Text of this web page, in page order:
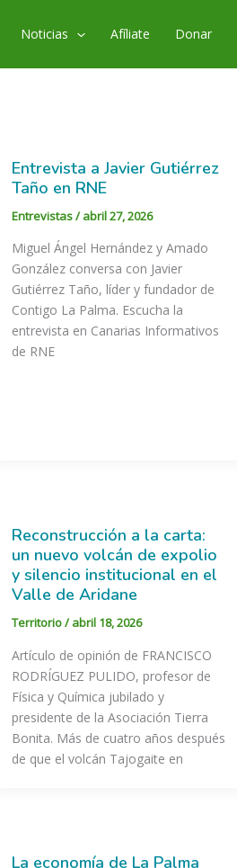
Noticias Afíliate Donar
Entrevista a Javier Gutiérrez
Taño en RNE
Entrevistas/ abril 27, 2026
Miguel Ángel Hernández y Amado
González conversa con Javier
Gutiérrez Taño, líder y fundador de
Contigo La Palma. Escucha la
entrevista en Canarias Informativos
de RNE
Reconstrucción a la carta:
un nuevo volcán de expolio
y silencio institucional en el
Valle de Aridane
Territorio/ abril 18, 2026
Artículo de opinión de FRANCISCO
RODRÍGUEZ PULIDO, profesor de
Física y Química jubilado y
presidente de la Asociación Tierra
Bonita. Más de cuatro años después
de que el volcán Tajogaite en
La economía de La Palma